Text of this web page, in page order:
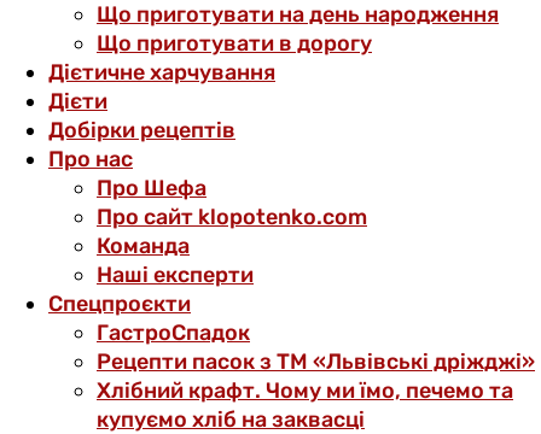
Що приготувати на день народження
Що приготувати в дорогу
Дієтичне харчування
Дієти
Добірки рецептів
Про нас
Про Шефа
Про сайт klopotenko.com
Команда
Наші експерти
Спецпроєкти
ГастроСпадок
Рецепти пасок з ТМ «Львівські дріжджі»
Хлібний крафт. Чому ми їмо, печемо та
купуємо хліб на заквасці